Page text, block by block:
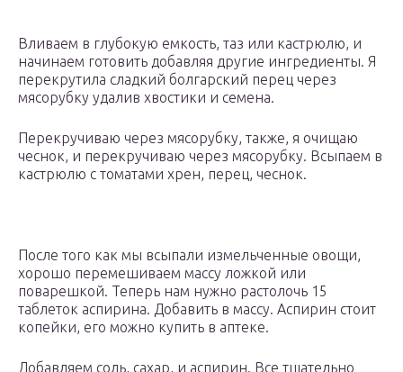
Вливаем в глубокую емкость, таз или кастрюлю, и
начинаем готовить добавляя другие ингредиенты. Я
перекрутила сладкий болгарский перец через
мясорубку удалив хвостики и семена.
Перекручиваю через мясорубку, также, я очищаю
чеснок, и перекручиваю через мясорубку. Всыпаем в
кастрюлю с томатами хрен, перец, чеснок.
После того как мы всыпали измельченные овощи,
хорошо перемешиваем массу ложкой или
поварешкой. Теперь нам нужно растолочь 15
таблеток аспирина. Добавить в массу. Аспирин стоит
копейки, его можно купить в аптеке.
Добавляем соль, сахар, и аспирин. Все тщательно